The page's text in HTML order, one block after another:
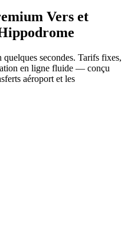
Vers et
secondes. Tarifs fixes,
en ligne fluide — conçu
aéroport et les